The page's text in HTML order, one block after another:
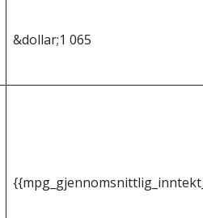
&dollar;1 065